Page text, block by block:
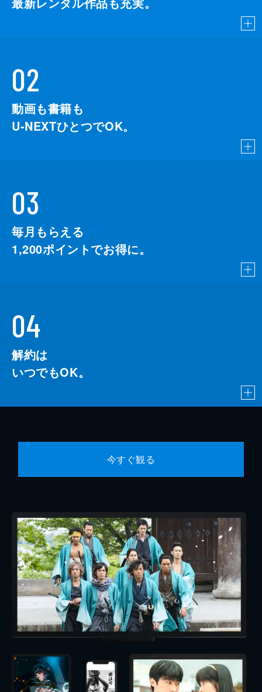
02
動画も書籍も
U-NEXTひとつでOK。
03
毎月もらえる
1,200ポイントでお得に。
04
解約は
いつでもOK。
今すぐ観る